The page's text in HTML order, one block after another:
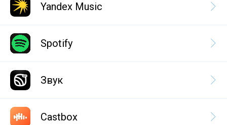
Yandex Music
Spotify
Звук
Castbox